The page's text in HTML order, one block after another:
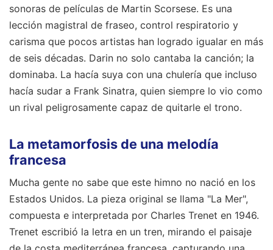
sonoras de películas de Martin Scorsese. Es una
lección magistral de fraseo, control respiratorio y
carisma que pocos artistas han logrado igualar en más
de seis décadas. Darin no solo cantaba la canción; la
dominaba. La hacía suya con una chulería que incluso
hacía sudar a Frank Sinatra, quien siempre lo vio como
un rival peligrosamente capaz de quitarle el trono.
La metamorfosis de una melodía
francesa
Mucha gente no sabe que este himno no nació en los
Estados Unidos. La pieza original se llama "La Mer",
compuesta e interpretada por Charles Trenet en 1946.
Trenet escribió la letra en un tren, mirando el paisaje